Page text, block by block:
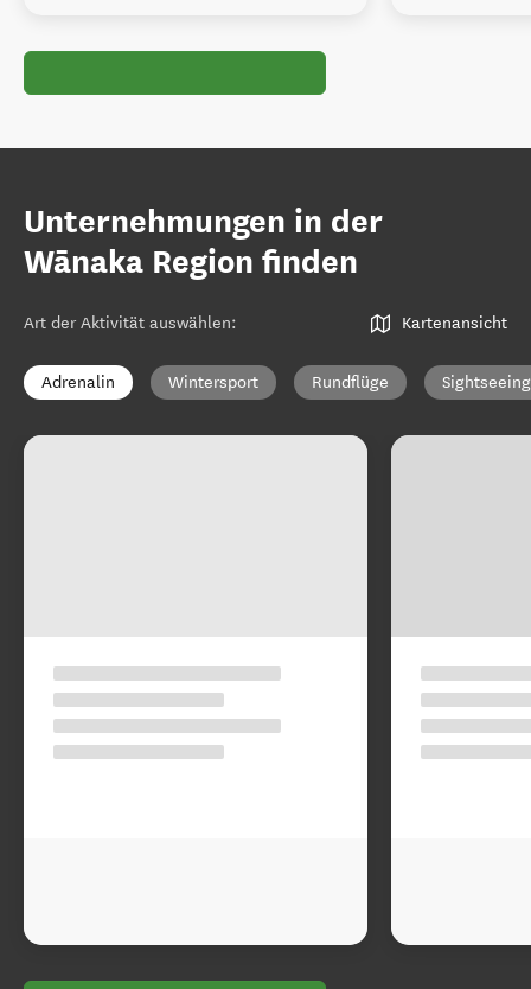
Unternehmungen in der
Wānaka Region finden
Art der Aktivität auswählen: Kartenansicht
Adrenalin Wintersport Rundflüge Sightseeing